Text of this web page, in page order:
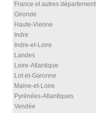
France et autres
Gironde
Haute-Vienne
Indre
Indre-et-Loire
Landes
Loire-Atlantique
Lot-et-Garonne
Maine-et-Loire
Pyrénées-Atlantiques
Vendée